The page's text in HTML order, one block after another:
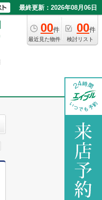
最終更新：2026年08月06日
00件
最近見た物件
00件
検討リスト